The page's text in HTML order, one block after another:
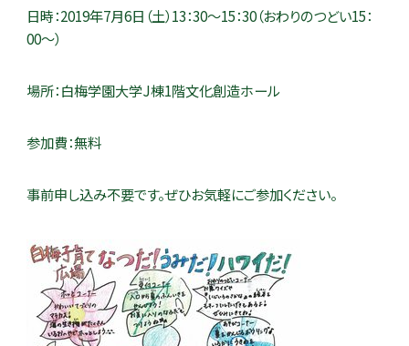
日時：2019年7月6日（土）13：30～15：30（おわりのつどい15：
00～）
場所：白梅学園大学J棟1階文化創造ホール
参加費：無料
事前申し込み不要です。ぜひお気軽にご参加ください。